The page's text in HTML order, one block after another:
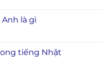
là gì
tiếng Nhật